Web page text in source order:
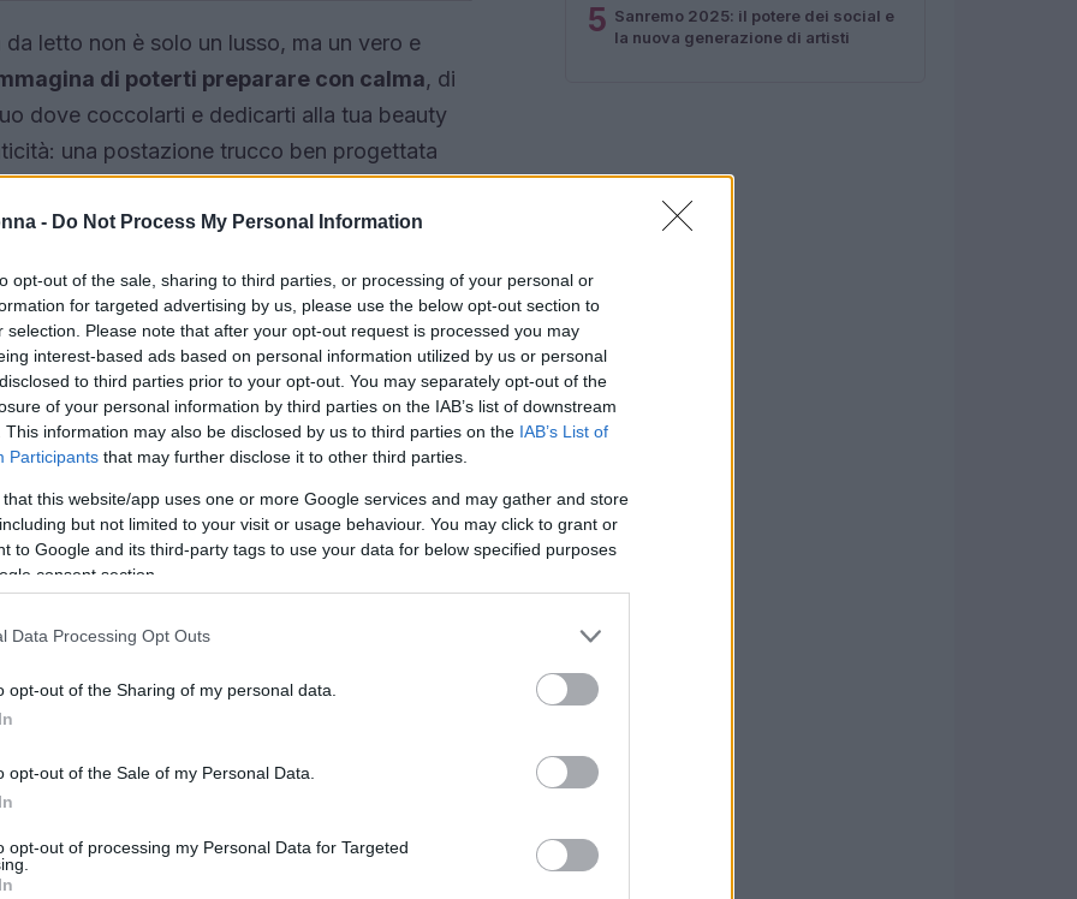
- Do Not Process My Personal Information
opt-out of the sale, sharing to third parties, or processing of your personal or
for targeted advertising by us, please use the below opt-out section to
selection. Please note that after your opt-out request is processed you may
interest-based ads based on personal information utilized by us or personal
to third parties prior to your opt-out. You may separately opt-out of the
of your personal information by third parties on the IAB’s list of downstream
This information may also be disclosed by us to third parties on the IAB’s List of
Participants that may further disclose it to other third parties.
that this website/app uses one or more Google services and may gather and store
but not limited to your visit or usage behaviour. You may click to grant or
to Google and its third-party tags to use your data for below specified purposes
consent section.
Data Processing Opt Outs
opt-out of the Sharing of my personal data.
opt-out of the Sale of my Personal Data.
opt-out of processing my Personal Data for Targeted
letto non è solo un lusso, ma un vero e
di poterti preparare con calma, di
dove coccolarti e dedicarti alla tua beauty
una postazione trucco ben progettata
di aggiungere
collocare il tuo angolo
trucco funzionale è scegliere la posizione
L’illuminazione è fondamentale
5 Sanremo 2025: il potere dei social e
la nuova generazione di artisti